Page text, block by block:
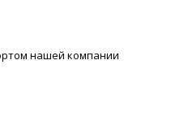
нашей компании